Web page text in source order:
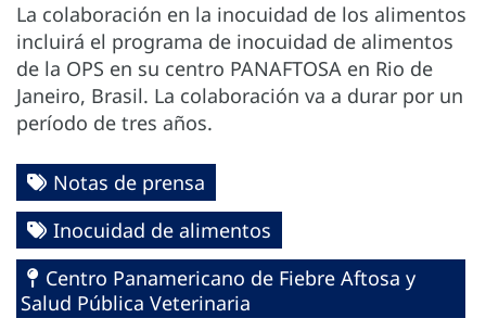
La colaboración en la inocuidad de los alimentos
incluirá el programa de inocuidad de alimentos
de la OPS en su centro PANAFTOSA en Rio de
Janeiro, Brasil. La colaboración va a durar por un
período de tres años.
Notas de prensa
Inocuidad de alimentos
Centro Panamericano de Fiebre Aftosa y
Salud Pública Veterinaria